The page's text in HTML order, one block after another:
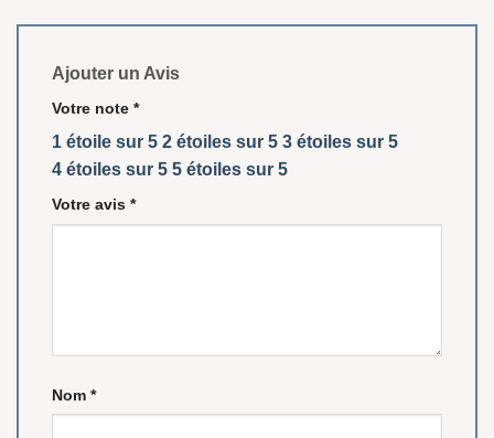
Ajouter un Avis
Votre note *
1 étoile sur 5 2 étoiles sur 5 3 étoiles sur 5
4 étoiles sur 5 5 étoiles sur 5
Votre avis *
Nom *